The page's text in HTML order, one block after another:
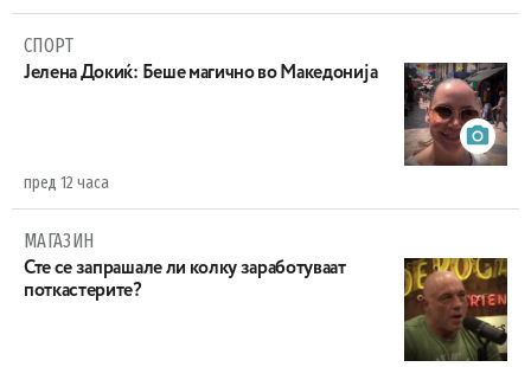
СПОРТ
Јелена Докиќ: Беше магично во Македонија
пред 12 часа
МАГАЗИН
Сте се запрашале ли колку заработуваат
поткастерите?